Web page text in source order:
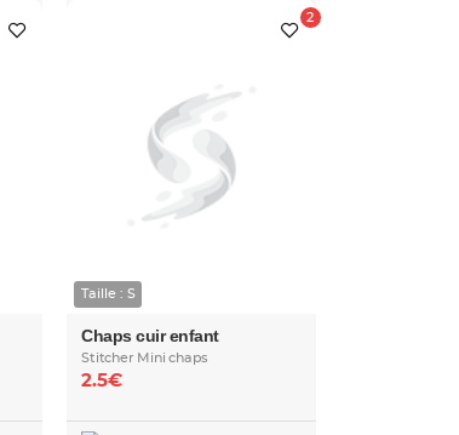
Taille : S
Chaps cuir enfant
Stitcher Mini chaps
2.5€